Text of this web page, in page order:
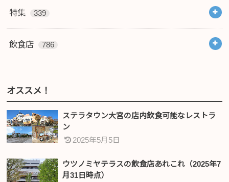
特集 339
飲食店 786
オススメ！
ステラタウン大宮の店内飲食可能なレストラ
ン
2025年5月5日
ウツノミヤテラスの飲食店あれこれ（2025年7
月31日時点）